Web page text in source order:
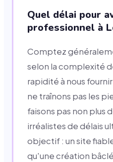
Quel délai pour
professionnel à
Comptez
selon la complexité
rapidité à nous
ne traînons pas les
faisons pas non plus
irréalistes de délais
objectif : un site
qu'une création